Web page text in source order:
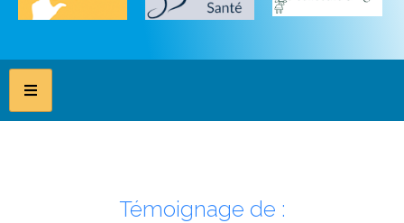
Témoignage de :